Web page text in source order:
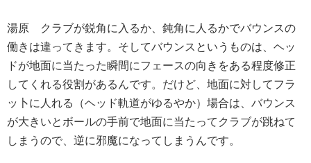
湯原 クラブが鋭角に入るか、鈍角に人るかでバウンスの
働きは違ってきます。そしてバウンスというものは、ヘッ
ドが地面に当たった瞬間にフェースの向きをある程度修正
してくれる役割があるんです。だけど、地面に対してフラ
ッ卜に人れる（ヘッド軌道がゆるやか）場合は、バウンス
が大きいとボールの手前で地面に当たってクラブが跳ねて
しまうので、逆に邪魔になってしまうんです。